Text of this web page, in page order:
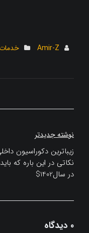
Amir-Z
راهبری
نوشته
نوشته جدیدتر
زیباترین دکوراسیون
نکاتی در این باره که
در سال1402$
0 دیدگاه